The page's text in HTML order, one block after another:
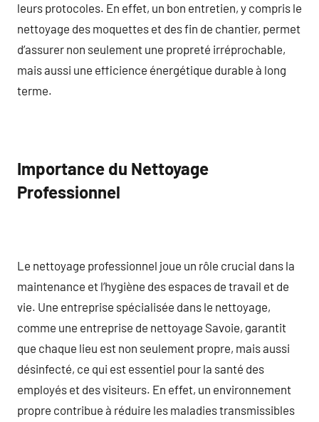
leurs protocoles. En effet, un bon entretien, y compris le
nettoyage des moquettes et des fin de chantier, permet
d’assurer non seulement une propreté irréprochable,
mais aussi une efficience énergétique durable à long
terme.
Importance du Nettoyage
Professionnel
Le nettoyage professionnel joue un rôle crucial dans la
maintenance et l’hygiène des espaces de travail et de
vie. Une entreprise spécialisée dans le nettoyage,
comme une entreprise de nettoyage Savoie, garantit
que chaque lieu est non seulement propre, mais aussi
désinfecté, ce qui est essentiel pour la santé des
employés et des visiteurs. En effet, un environnement
propre contribue à réduire les maladies transmissibles